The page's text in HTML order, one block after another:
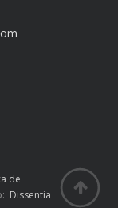
de
Dissentia